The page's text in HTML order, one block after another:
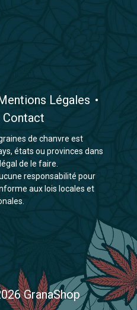
Légales •
Contact
de chanvre est
états ou provinces dans
de le faire.
responsabilité pour
aux lois locales et
GranaShop​